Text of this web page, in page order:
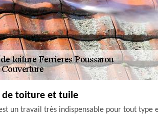
de toiture et tuile
un travail très indispensable pour tout